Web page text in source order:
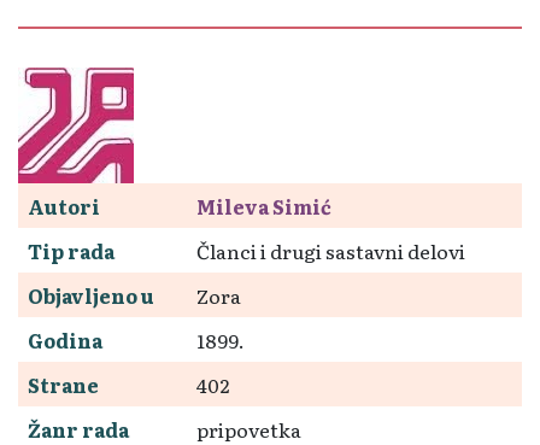
Autori
Mileva Simić
Tip rada
Članci i drugi sastavni delovi
Objavljeno u
Zora
Godina
1899.
Strane
402
Žanr rada
pripovetka